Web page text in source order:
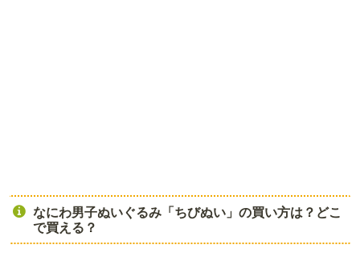
なにわ男子ぬいぐるみ「ちびぬい」の買い方は？どこ
で買える？